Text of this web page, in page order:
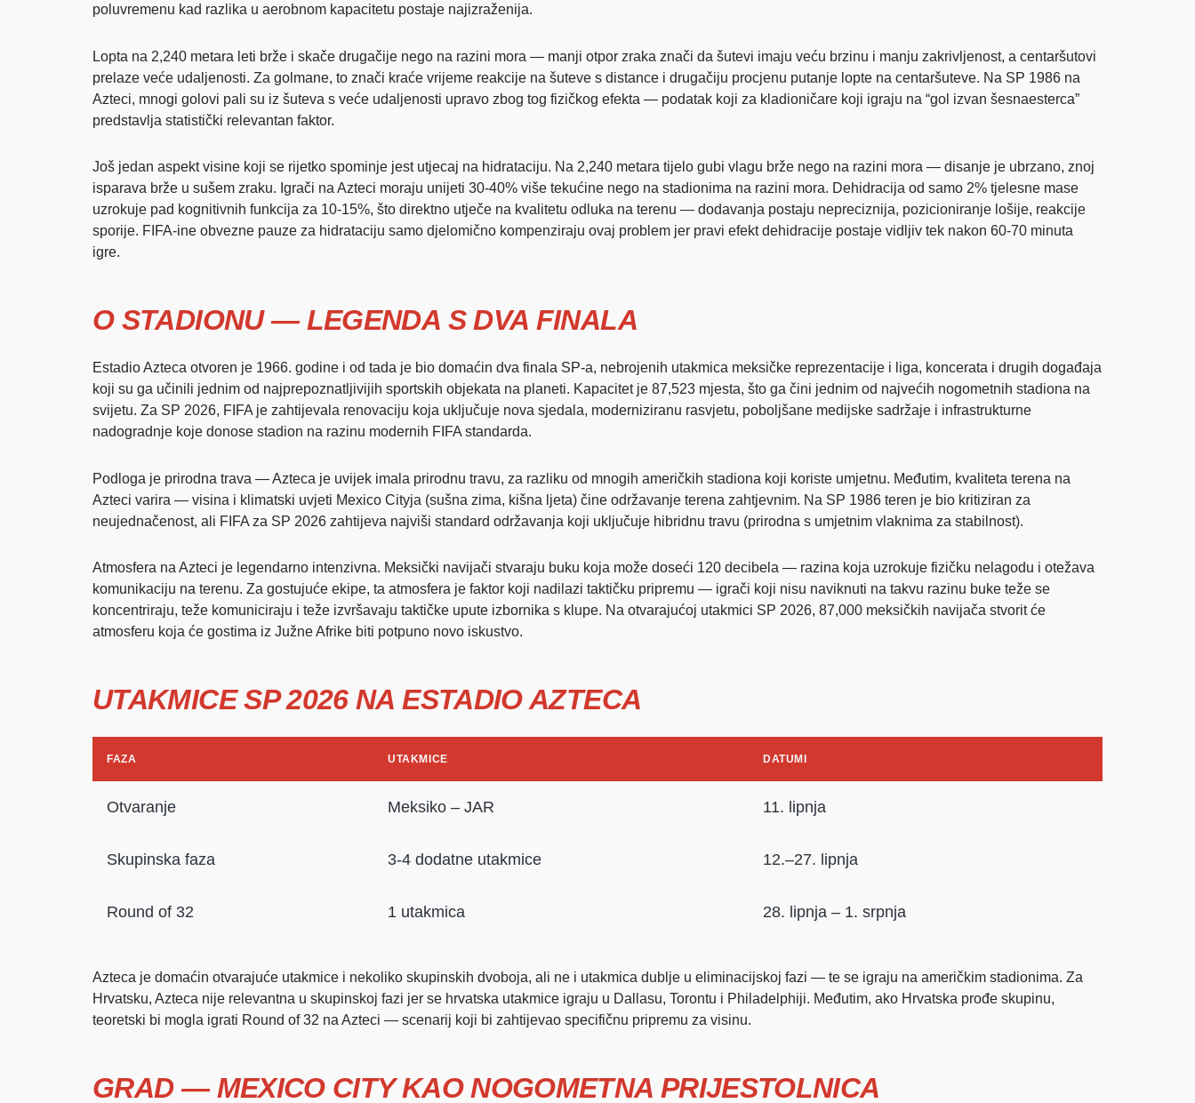
poluvremenu kad razlika u aerobnom kapacitetu postaje najizraženija.
Lopta na 2,240 metara leti brže i skače drugačije nego na razini mora — manji otpor zraka znači da šutevi imaju veću brzinu i manju zakrivljenost, a centaršutovi
prelaze veće udaljenosti. Za golmane, to znači kraće vrijeme reakcije na šuteve s distance i drugačiju procjenu putanje lopte na centaršuteve. Na SP 1986 na
Azteci, mnogi golovi pali su iz šuteva s veće udaljenosti upravo zbog tog fizičkog efekta — podatak koji za kladioničare koji igraju na “gol izvan šesnaesterca”
predstavlja statistički relevantan faktor.
Još jedan aspekt visine koji se rijetko spominje jest utjecaj na hidrataciju. Na 2,240 metara tijelo gubi vlagu brže nego na razini mora — disanje je ubrzano, znoj
isparava brže u sušem zraku. Igrači na Azteci moraju unijeti 30-40% više tekućine nego na stadionima na razini mora. Dehidracija od samo 2% tjelesne mase
uzrokuje pad kognitivnih funkcija za 10-15%, što direktno utječe na kvalitetu odluka na terenu — dodavanja postaju nepreciznija, pozicioniranje lošije, reakcije
sporije. FIFA-ine obvezne pauze za hidrataciju samo djelomično kompenziraju ovaj problem jer pravi efekt dehidracije postaje vidljiv tek nakon 60-70 minuta
igre.
O STADIONU — LEGENDA S DVA FINALA
Estadio Azteca otvoren je 1966. godine i od tada je bio domaćin dva finala SP-a, nebrojenih utakmica meksičke reprezentacije i liga, koncerata i drugih događaja
koji su ga učinili jednim od najprepoznatljivijih sportskih objekata na planeti. Kapacitet je 87,523 mjesta, što ga čini jednim od najvećih nogometnih stadiona na
svijetu. Za SP 2026, FIFA je zahtijevala renovaciju koja uključuje nova sjedala, moderniziranu rasvjetu, poboljšane medijske sadržaje i infrastrukturne
nadogradnje koje donose stadion na razinu modernih FIFA standarda.
Podloga je prirodna trava — Azteca je uvijek imala prirodnu travu, za razliku od mnogih američkih stadiona koji koriste umjetnu. Međutim, kvaliteta terena na
Azteci varira — visina i klimatski uvjeti Mexico Cityja (sušna zima, kišna ljeta) čine održavanje terena zahtjevnim. Na SP 1986 teren je bio kritiziran za
neujednačenost, ali FIFA za SP 2026 zahtijeva najviši standard održavanja koji uključuje hibridnu travu (prirodna s umjetnim vlaknima za stabilnost).
Atmosfera na Azteci je legendarno intenzivna. Meksički navijači stvaraju buku koja može doseći 120 decibela — razina koja uzrokuje fizičku nelagodu i otežava
komunikaciju na terenu. Za gostujuće ekipe, ta atmosfera je faktor koji nadilazi taktičku pripremu — igrači koji nisu naviknuti na takvu razinu buke teže se
koncentriraju, teže komuniciraju i teže izvršavaju taktičke upute izbornika s klupe. Na otvarajućoj utakmici SP 2026, 87,000 meksičkih navijača stvorit će
atmosferu koja će gostima iz Južne Afrike biti potpuno novo iskustvo.
UTAKMICE SP 2026 NA ESTADIO AZTECA
FAZA UTAKMICE DATUMI
Otvaranje Meksiko – JAR 11. lipnja
Skupinska faza 3-4 dodatne utakmice 12.–27. lipnja
Round of 32 1 utakmica 28. lipnja – 1. srpnja
Azteca je domaćin otvarajuće utakmice i nekoliko skupinskih dvoboja, ali ne i utakmica dublje u eliminacijskoj fazi — te se igraju na američkim stadionima. Za
Hrvatsku, Azteca nije relevantna u skupinskoj fazi jer se hrvatska utakmice igraju u Dallasu, Torontu i Philadelphiji. Međutim, ako Hrvatska prođe skupinu,
teoretski bi mogla igrati Round of 32 na Azteci — scenarij koji bi zahtijevao specifičnu pripremu za visinu.
GRAD — MEXICO CITY KAO NOGOMETNA PRIJESTOLNICA